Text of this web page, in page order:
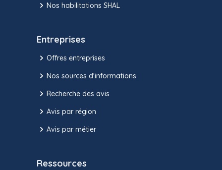
Nos habilitations SHAL
Entreprises
Offres entreprises
Nos sources d'informations
Recherche des avis
Avis par région
Avis par métier
Ressources